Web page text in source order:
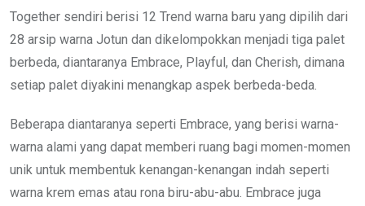
Together sendiri berisi 12 Trend warna baru yang dipilih dari
28 arsip warna Jotun dan dikelompokkan menjadi tiga palet
berbeda, diantaranya Embrace, Playful, dan Cherish, dimana
setiap palet diyakini menangkap aspek berbeda-beda.
Beberapa diantaranya seperti Embrace, yang berisi warna-
warna alami yang dapat memberi ruang bagi momen-momen
unik untuk membentuk kenangan-kenangan indah seperti
warna krem emas atau rona biru-abu-abu. Embrace juga